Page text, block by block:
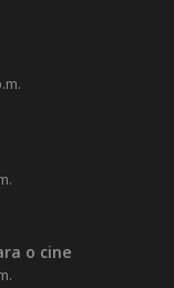
o cine